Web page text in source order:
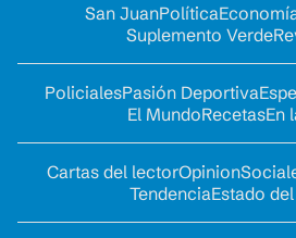
San JuanPolítica
Suplemento Verde
PolicialesPasión Deportiva
El MundoRecetasEn
Cartas del lectorOpinion
TendenciaEstado